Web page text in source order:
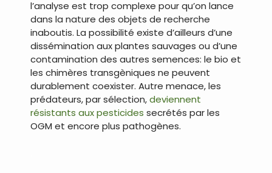
l’analyse est trop complexe pour qu’on lance
dans la nature des objets de recherche
inaboutis. La possibilité existe d’ailleurs d’une
dissémination aux plantes sauvages ou d’une
contamination des autres semences: le bio et
les chimères transgèniques ne peuvent
durablement coexister. Autre menace, les
prédateurs, par sélection,deviennent
résistants aux pesticides secrétés par les
OGM et encore plus pathogènes.